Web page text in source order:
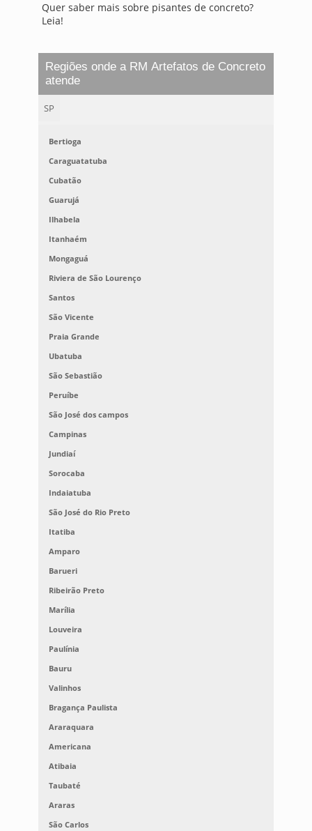
Quer saber mais sobre pisantes de concreto?
Leia!
Regiões onde a RM Artefatos de Concreto
atende
SP
Bertioga
Caraguatatuba
Cubatão
Guarujá
Ilhabela
Itanhaém
Mongaguá
Riviera de São Lourenço
Santos
São Vicente
Praia Grande
Ubatuba
São Sebastião
Peruíbe
São José dos campos
Campinas
Jundiaí
Sorocaba
Indaiatuba
São José do Rio Preto
Itatiba
Amparo
Barueri
Ribeirão Preto
Marília
Louveira
Paulínia
Bauru
Valinhos
Bragança Paulista
Araraquara
Americana
Atibaia
Taubaté
Araras
São Carlos